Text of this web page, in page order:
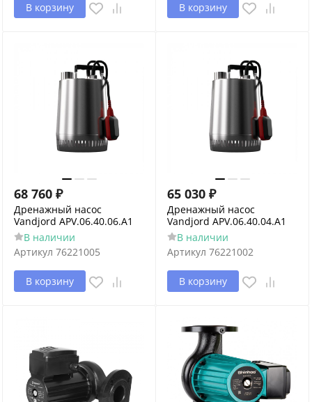
В корзину В корзину
68 760 ₽
Дренажный насос
Vandjord APV.06.40.06.A1
В наличии
Артикул 76221005
В корзину
65 030 ₽
Дренажный насос
Vandjord APV.06.40.04.A1
В наличии
Артикул 76221002
В корзину